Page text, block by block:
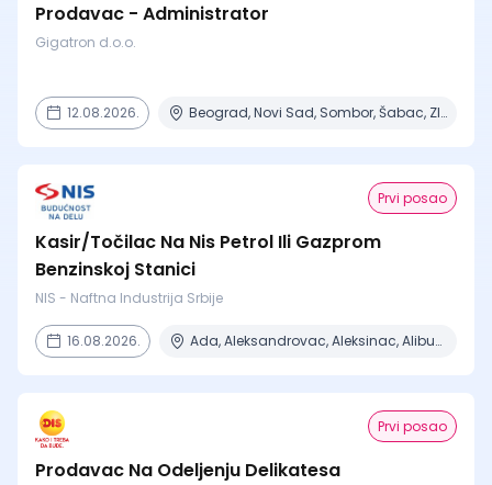
Prodavac - Administrator
Gigatron d.o.o.
12.08.2026. Beograd, Novi Sad, Sombor, Šabac, Zlatibor + 1 mesto
Prvi posao
Kasir/Točilac Na Nis Petrol Ili Gazprom
Benzinskoj Stanici
NIS - Naftna Industrija Srbije
16.08.2026. Ada, Aleksandrovac, Aleksinac, Alibunar, Apatin + 206 mesta
Prvi posao
Prodavac Na Odeljenju Delikatesa